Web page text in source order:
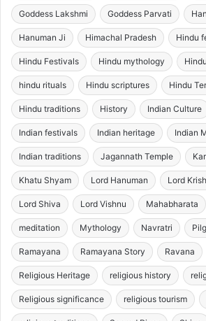
Goddess Lakshmi Goddess Parvati
Hanuman Ji Himachal Pradesh Hindu
Hindu Festivals Hindu mythology
hindu rituals Hindu scriptures Hindu
Hindu traditions History Indian Culture
Indian festivals Indian heritage Indian
Indian traditions Jagannath Temple
Khatu Shyam Lord Hanuman Lord
Lord Shiva Lord Vishnu Mahabharata
meditation Mythology Navratri
Ramayana Ramayana Story Ravana
Religious Heritage religious history
Religious significance religious tourism